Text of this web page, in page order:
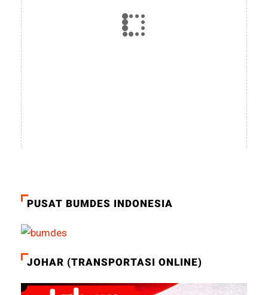
PUSAT BUMDES INDONESIA
JOHAR (TRANSPORTASI ONLINE)